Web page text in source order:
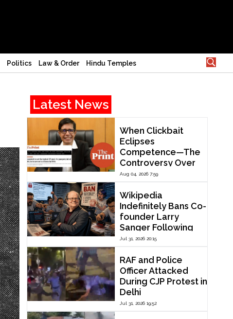
Politics Law & Order Hindu Temples
Latest News
When Clickbait
Eclipses
Competence—The
Controversy Over
ThePrint’s Profile of
V. Kamakoti
Aug 04, 2026 7:59
Wikipedia
Indefinitely Bans Co-
founder Larry
Sanger Following
Dispute Over
Jul 31, 2026 20:15
RAF and Police
Officer Attacked
During CJP Protest in
Delhi
Jul 31, 2026 19:52